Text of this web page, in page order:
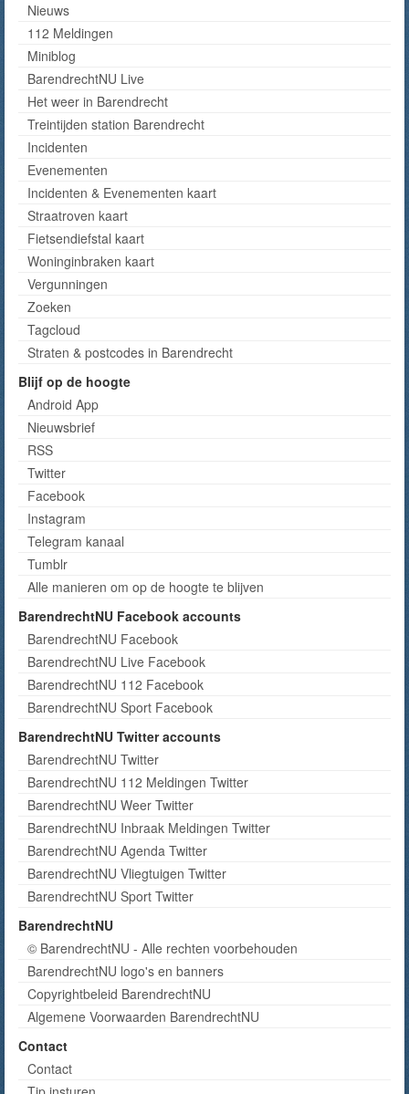
Nieuws
112 Meldingen
Miniblog
BarendrechtNU Live
Het weer in Barendrecht
Treintijden station Barendrecht
Incidenten
Evenementen
Incidenten & Evenementen kaart
Straatroven kaart
Fietsendiefstal kaart
Woninginbraken kaart
Vergunningen
Zoeken
Tagcloud
Straten & postcodes in Barendrecht
Blijf op de hoogte
Android App
Nieuwsbrief
RSS
Twitter
Facebook
Instagram
Telegram kanaal
Tumblr
Alle manieren om op de hoogte te blijven
BarendrechtNU Facebook accounts
BarendrechtNU Facebook
BarendrechtNU Live Facebook
BarendrechtNU 112 Facebook
BarendrechtNU Sport Facebook
BarendrechtNU Twitter accounts
BarendrechtNU Twitter
BarendrechtNU 112 Meldingen Twitter
BarendrechtNU Weer Twitter
BarendrechtNU Inbraak Meldingen Twitter
BarendrechtNU Agenda Twitter
BarendrechtNU Vliegtuigen Twitter
BarendrechtNU Sport Twitter
BarendrechtNU
© BarendrechtNU - Alle rechten voorbehouden
BarendrechtNU logo's en banners
Copyrightbeleid BarendrechtNU
Algemene Voorwaarden BarendrechtNU
Contact
Contact